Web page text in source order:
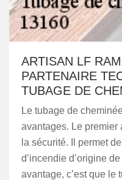
ARTISAN LF
PARTENAIRE
TUBAGE DE
Le tubage de
avantages. Le premier
la sécurité. Il permet
d’incendie d’origine
avantage, c’est que le